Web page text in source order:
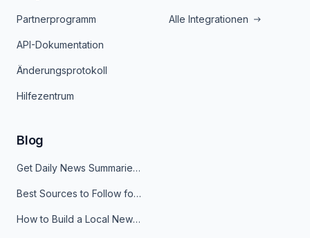
Partnerprogramm
API-Dokumentation
Änderungsprotokoll
Hilfezentrum
Alle Integrationen
Blog
Get Daily News Summaries About Any Topic in Telegram, Discord, Slack, and Email
Best Sources to Follow for Crypto News in Your Reader (2026)
How to Build a Local News Hub That Updates Itself